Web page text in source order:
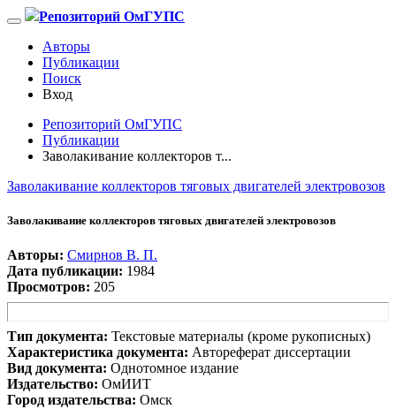
Репозиторий ОмГУПС
Авторы
Публикации
Поиск
Вход
Репозиторий ОмГУПС
Публикации
Заволакивание коллекторов т...
Заволакивание коллекторов тяговых двигателей электровозов
Заволакивание коллекторов тяговых двигателей электровозов
Авторы: Смирнов В. П.
Дата публикации: 1984
Просмотров: 205
Тип документа: Текстовые материалы (кроме рукописных)
Характеристика документа: Автореферат диссертации
Вид документа: Однотомное издание
Издательство: ОмИИТ
Город издательства: Омск